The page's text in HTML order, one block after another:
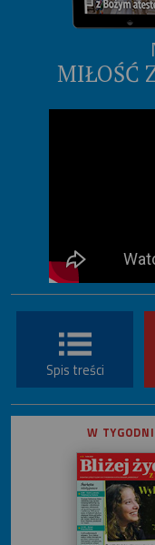
MIŁOŚĆ
Spis treści
W